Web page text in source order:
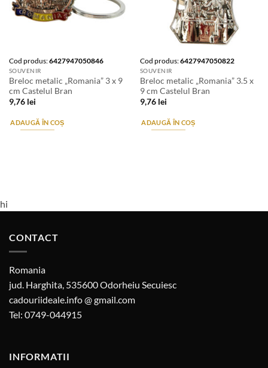
Cod produs:6427947050846
SOUVENIR
Breloc metalic „Romania” 3 x 9
cm Castelul Bran
9,76 lei
ADAUGĂ ÎN COȘ
Cod produs:6427947050822
SOUVENIR
Breloc metalic „Romania” 3.5 x
9 cm Castelul Bran
9,76 lei
ADAUGĂ ÎN COȘ
hi
CONTACT
Romania
jud. Harghita, 535600 Odorheiu Secuiesc
cadouriideale.info @ gmail.com
Tel: 0749-044915
INFORMATII